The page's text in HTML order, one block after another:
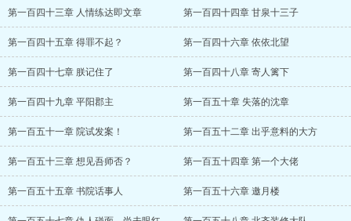
第一百四十三章 人情练达即文章 第一百四十四章 甘泉十三子
第一百四十五章 得罪不起？ 第一百四十六章 依依北望
第一百四十七章 朕记住了 第一百四十八章 寄人篱下
第一百四十九章 平阳郡主 第一百五十章 失落的沈章
第一百五十一章 院试发案！ 第一百五十二章 出乎意料的大方
第一百五十三章 想见吾师否？ 第一百五十四章 第一个大佬
第一百五十五章 书院话事人 第一百五十六章 邀月楼